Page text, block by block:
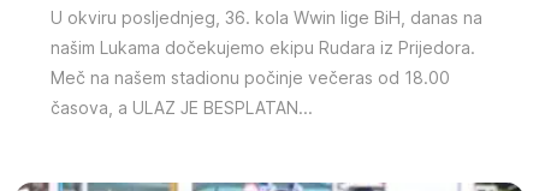
U okviru posljednjeg, 36. kola Wwin lige BiH, danas na
našim Lukama dočekujemo ekipu Rudara iz Prijedora.
Meč na našem stadionu počinje večeras od 18.00
časova, a ULAZ JE BESPLATAN...